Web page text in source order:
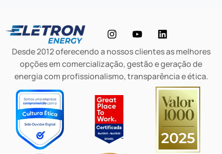
Desde 2012 oferecendo a nossos clientes as melhores
opções em comercialização, gestão e geração de
energia com profissionalismo, transparência e ética.